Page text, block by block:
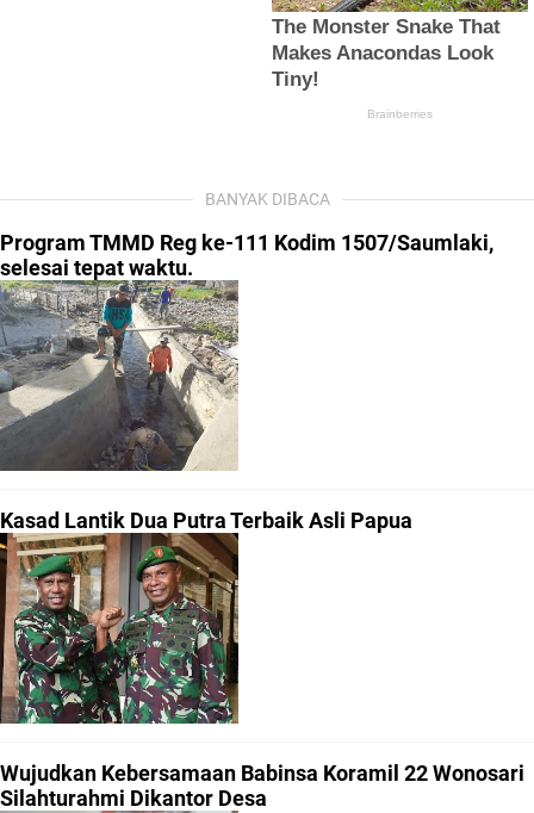
BANYAK DIBACA
Program TMMD Reg ke-111 Kodim 1507/Saumlaki,
selesai tepat waktu.
Kasad Lantik Dua Putra Terbaik Asli Papua
Wujudkan Kebersamaan Babinsa Koramil 22 Wonosari
Silahturahmi Dikantor Desa